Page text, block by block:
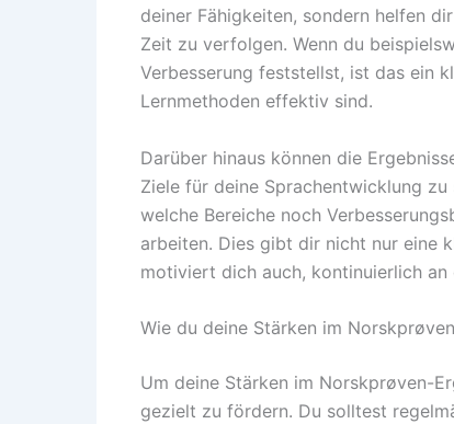
deiner Fähigkeiten, sondern helfen
Zeit zu verfolgen. Wenn du
Verbesserung feststellst, ist das ein
Lernmethoden effektiv sind.
Darüber hinaus können die
Ziele für deine Sprachentwicklung
welche Bereiche noch
arbeiten. Dies gibt dir nicht nur eine
motiviert dich auch, kontinuierlich an
Wie du deine Stärken im
Um deine Stärken im Norskprøven-
gezielt zu fördern. Du solltest